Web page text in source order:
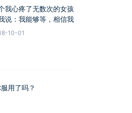
我心疼了无数次的女孩
说：我能够等，相信我
10-01
用了吗？